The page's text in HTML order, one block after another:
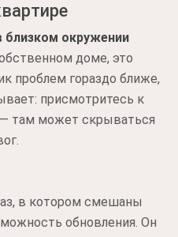
близком окружении
доме, это
проблем гораздо ближе,
присмотритесь к
там может скрываться
в котором смешаны
обновления. Он